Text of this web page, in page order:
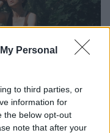
Personal
to third parties, or
information for
the below opt-out
note that after your
még